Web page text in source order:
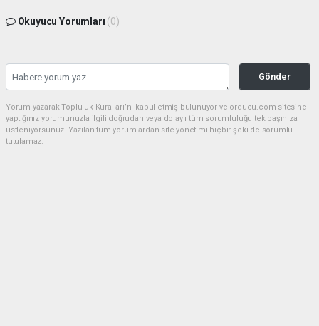
Okuyucu Yorumları (0)
Gönder
Yorum yazarak Topluluk Kuralları’nı kabul etmiş bulunuyor ve orducu.com sitesine
yaptığınız yorumunuzla ilgili doğrudan veya dolaylı tüm sorumluluğu tek başınıza
üstleniyorsunuz. Yazılan tüm yorumlardan site yönetimi hiçbir şekilde sorumlu
tutulamaz.